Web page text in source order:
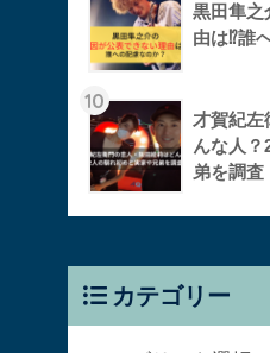
黒田隼之
由は⁉︎誰
10
才賀紀左
んな人
弟を調査
カテゴリー